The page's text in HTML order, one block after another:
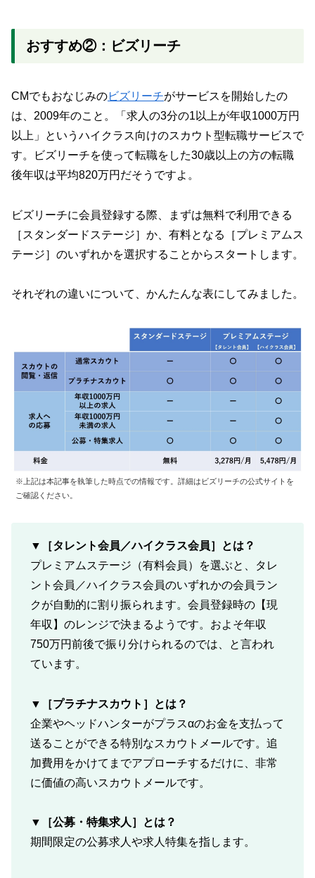
おすすめ②：ビズリーチ
CMでもおなじみのビズリーチがサービスを開始したの
は、2009年のこと。「求人の3分の1以上が年収1000万円
以上」というハイクラス向けのスカウト型転職サービスで
す。ビズリーチを使って転職をした30歳以上の方の転職
後年収は平均820万円だそうですよ。
ビズリーチに会員登録する際、まずは無料で利用できる
［スタンダードステージ］か、有料となる［プレミアムス
テージ］のいずれかを選択することからスタートします。
それぞれの違いについて、かんたんな表にしてみました。
※上記は本記事を執筆した時点での情報です。詳細はビズリーチの公式サイトを
ご確認ください。
▼［タレント会員／ハイクラス会員］とは？
プレミアムステージ（有料会員）を選ぶと、タレ
ント会員／ハイクラス会員のいずれかの会員ラン
クが自動的に割り振られます。会員登録時の【現
年収】のレンジで決まるようです。およそ年収
750万円前後で振り分けられるのでは、と言われ
ています。
▼［プラチナスカウト］とは？
企業やヘッドハンターがプラスαのお金を支払って
送ることができる特別なスカウトメールです。追
加費用をかけてまでアプローチするだけに、非常
に価値の高いスカウトメールです。
▼［公募・特集求人］とは？
期間限定の公募求人や求人特集を指します。